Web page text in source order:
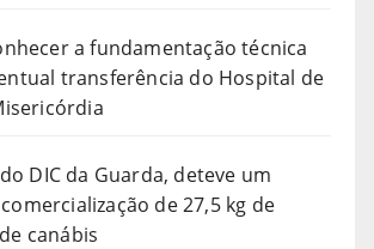
a fundamentação técnica
transferência do Hospital de
DIC da Guarda, deteve um
de 27,5 kg de
canábis